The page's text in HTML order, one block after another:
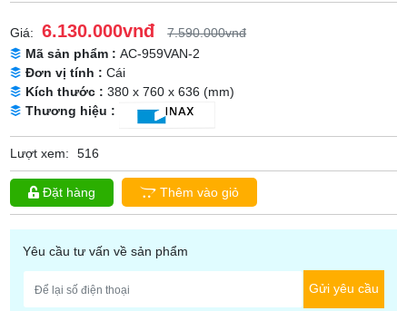
Giá:
6.130.000vnđ
7.590.000vnđ
Mã sản phẩm :AC-959VAN-2
Đơn vị tính :Cái
Kích thước :380 x 760 x 636 (mm)
Thương hiệu :
Lượt xem: 516
Đặt hàng Thêm vào giỏ
Yêu cầu tư vấn về sản phẩm
Gửi yêu cầu